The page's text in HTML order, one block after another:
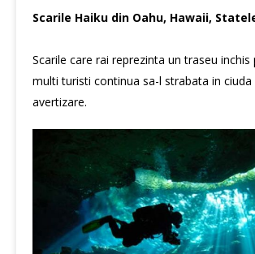
Scarile Haiku din Oahu, Hawaii,
Scarile care rai reprezinta un traseu inchis
multi turisti continua sa-l strabata in
avertizare.